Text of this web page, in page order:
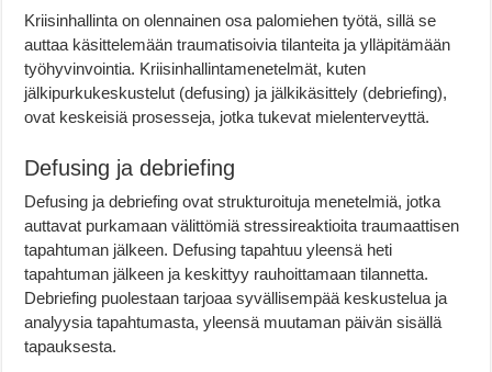
Kriisinhallinta on olennainen osa palomiehen työtä, sillä se
auttaa käsittelemään traumatisoivia tilanteita ja ylläpitämään
työhyvinvointia. Kriisinhallintamenetelmät, kuten
jälkipurkukeskustelut (defusing) ja jälkikäsittely (debriefing),
ovat keskeisiä prosesseja, jotka tukevat mielenterveyttä.
Defusing ja debriefing
Defusing ja debriefing ovat strukturoituja menetelmiä, jotka
auttavat purkamaan välittömiä stressireaktioita traumaattisen
tapahtuman jälkeen. Defusing tapahtuu yleensä heti
tapahtuman jälkeen ja keskittyy rauhoittamaan tilannetta.
Debriefing puolestaan tarjoaa syvällisempää keskustelua ja
analyysia tapahtumasta, yleensä muutaman päivän sisällä
tapauksesta.